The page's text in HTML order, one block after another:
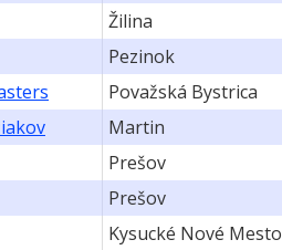
Žilina
Pezinok
Považská Bystrica
Martin
Prešov
Prešov
Kysucké Nové Mesto